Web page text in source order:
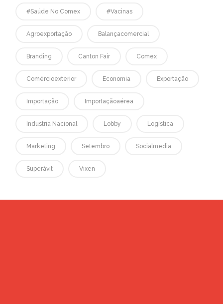
#saúde No Comex #vacinas
Agroexportação Balançacomercial
Branding Canton Fair Comex
Comércioexterior Economia Exportação
Importação Importaçãoaérea
Industria Nacional Lobby Logística
Marketing Setembro Socialmedia
Superávit Vixen